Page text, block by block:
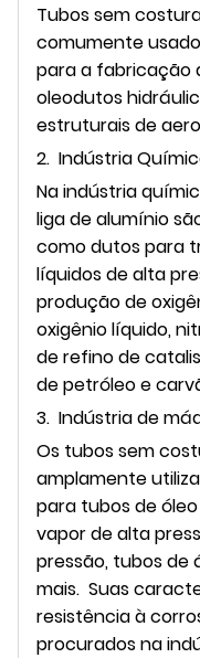
Tubos sem
comumente
para a fabricação
oleodutos
estruturais de
2. Indústria
Na indústria
liga de alumínio
como dutos para
líquidos de alta
produção de
oxigênio líquido,
de refino de
de petróleo e
3. Indústria de
Os tubos sem
amplamente
para tubos de
vapor de alta
pressão, tubos de
mais. Suas
resistência à
procurados na